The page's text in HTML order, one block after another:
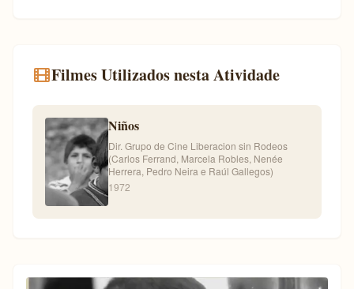
Filmes Utilizados nesta Atividade
Niños
Dir. Grupo de Cine Liberacion sin Rodeos
(Carlos Ferrand, Marcela Robles, Nenée
Herrera, Pedro Neira e Raúl Gallegos)
1972